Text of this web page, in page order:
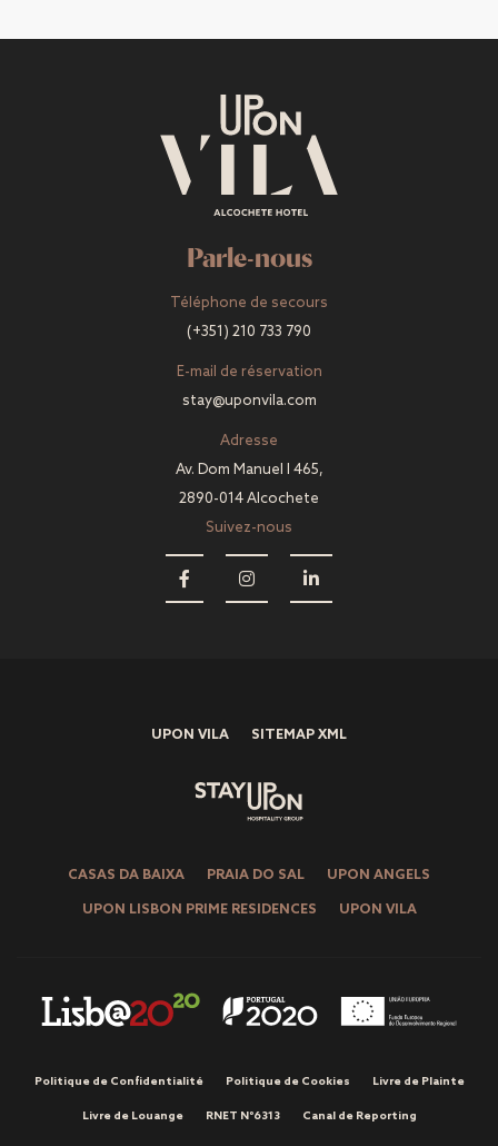
Parle-nous
Téléphone de secours
(+351) 210 733 790
E-mail de réservation
stay@uponvila.com
Adresse
Av. Dom Manuel I 465,
2890-014 Alcochete
Suivez-nous
UPON VILA SITEMAP XML
CASAS DA BAIXA PRAIA DO SAL UPON ANGELS
UPON LISBON PRIME RESIDENCES UPON VILA
Politique de Confidentialité Politique de Cookies Livre de Plainte
Livre de Louange RNET Nº6313 Canal de Reporting